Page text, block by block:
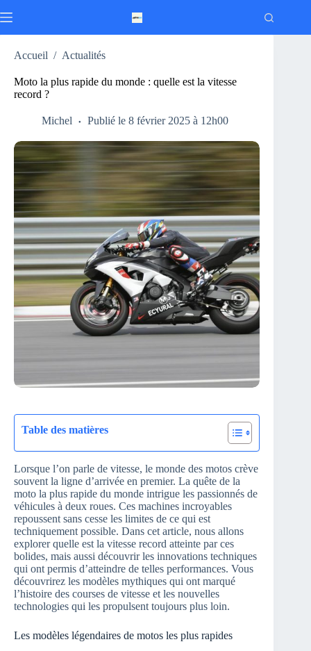
au
Accueil / Actualités
Moto la plus rapide du monde : quelle est la vitesse
record ?
Michel Publié le 8 février 2025 à 12h00
Table des matières
Lorsque l’on parle de vitesse, le monde des motos crève
souvent la ligne d’arrivée en premier. La quête de la
moto la plus rapide du monde intrigue les passionnés de
véhicules à deux roues. Ces machines incroyables
repoussent sans cesse les limites de ce qui est
techniquement possible. Dans cet article, nous allons
explorer quelle est la vitesse record atteinte par ces
bolides, mais aussi découvrir les innovations techniques
qui ont permis d’atteindre de telles performances. Vous
découvrirez les modèles mythiques qui ont marqué
l’histoire des courses de vitesse et les nouvelles
technologies qui les propulsent toujours plus loin.
Les modèles légendaires de motos les plus rapides